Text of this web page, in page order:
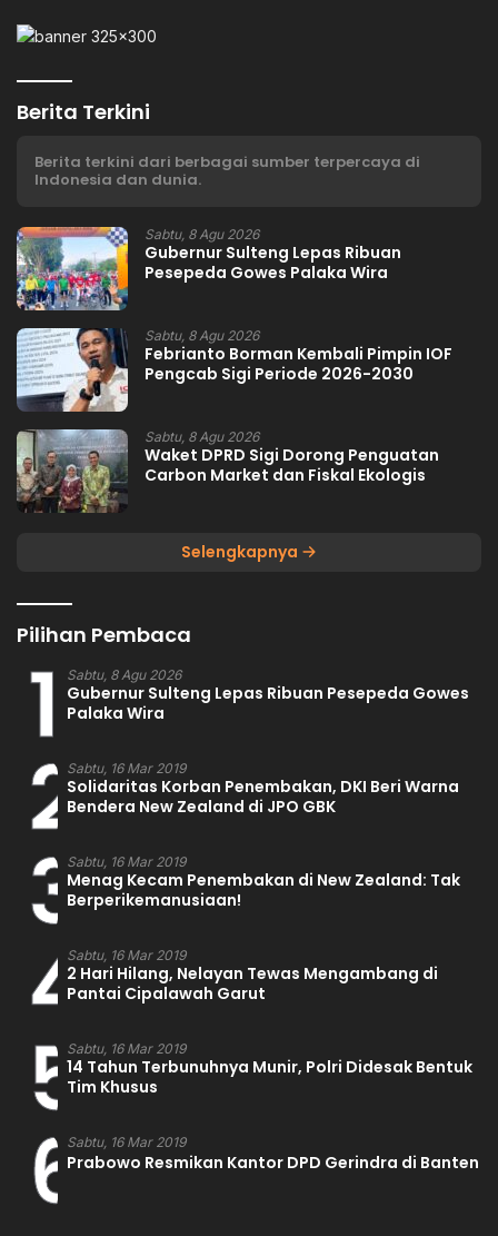
Berita Terkini
Berita terkini dari berbagai sumber terpercaya di
Indonesia dan dunia.
Sabtu, 8 Agu 2026
Gubernur Sulteng Lepas Ribuan
Pesepeda Gowes Palaka Wira
Sabtu, 8 Agu 2026
Febrianto Borman Kembali Pimpin IOF
Pengcab Sigi Periode 2026-2030
Sabtu, 8 Agu 2026
Waket DPRD Sigi Dorong Penguatan
Carbon Market dan Fiskal Ekologis
Selengkapnya
Pilihan Pembaca
1 Sabtu, 8 Agu 2026
Gubernur Sulteng Lepas Ribuan Pesepeda Gowes
Palaka Wira
2Sabtu, 16 Mar 2019
Solidaritas Korban Penembakan, DKI Beri Warna
Bendera New Zealand di JPO GBK
3Sabtu, 16 Mar 2019
Menag Kecam Penembakan di New Zealand: Tak
Berperikemanusiaan!
4Sabtu, 16 Mar 2019
2 Hari Hilang, Nelayan Tewas Mengambang di
Pantai Cipalawah Garut
5Sabtu, 16 Mar 2019
14 Tahun Terbunuhnya Munir, Polri Didesak Bentuk
Tim Khusus
6Sabtu, 16 Mar 2019
Prabowo Resmikan Kantor DPD Gerindra di Banten